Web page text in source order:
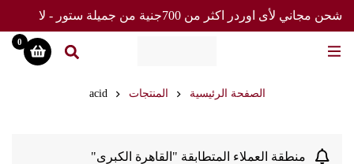
شحن مجاني لأى اوردر اكثر من 700جنية من جميلة ستور - لا
تفوت العرض
0
الصفحة الرئيسية المنتجات acid
منطقة العملاء المتطابقة "القاهرة الكبرى"